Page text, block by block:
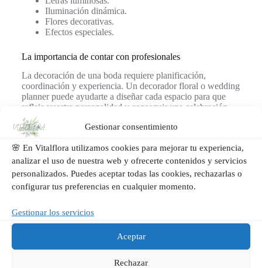
Gestionar consentimiento
🌸 En Vitalflora utilizamos cookies para mejorar tu experiencia,
analizar el uso de nuestra web y ofrecerte contenidos y servicios
personalizados. Puedes aceptar todas las cookies, rechazarlas o
configurar tus preferencias en cualquier momento.
Gestionar los servicios
Aceptar
Rechazar
Iluminación dinámica.
Flores decorativas.
Efectos especiales.
La importancia de contar con profesionales
La decoración de una boda requiere planificación,
coordinación y experiencia. Un decorador floral o wedding
planner puede ayudarte a diseñar cada espacio para que
refleje vuestra personalidad y conseguir una celebración
armoniosa y espectacular.
Para decorar una boda se necesita mucho más que elegir
flores bonitas. Es necesario crear una historia visual que
acompañe cada momento del día: desde la ceremonia hasta
la fiesta. La combinación de decoración floral, iluminación,
sea única y memorable.
Si estás organizando tu boda y sueñas con una decoración
elegante, personalizada y llena de emoción, en Vitalflora te
ayudamos a transformar cada espacio en un escenario